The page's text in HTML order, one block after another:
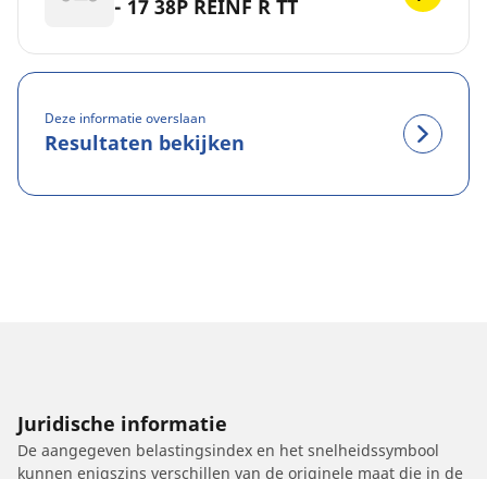
- 17 38P REINF R TT
Deze informatie overslaan
Resultaten bekijken
Juridische informatie
De aangegeven belastingsindex en het snelheidssymbool
kunnen enigszins verschillen van de originele maat die in de